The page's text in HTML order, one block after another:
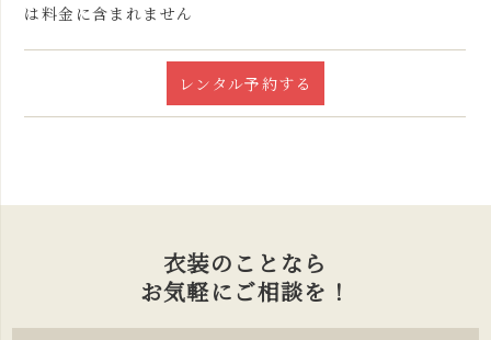
は料金に含まれません
レンタル予約する
衣装のことなら
お気軽にご相談を！